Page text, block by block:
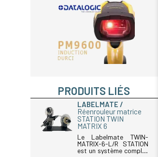
PRODUITS LIÉS
LABELMATE
Réenrouleur matrice
STATION TWIN
MATRIX 6
Le Labelmate TWIN-
MATRIX-6-L/R STATION
est un système complet